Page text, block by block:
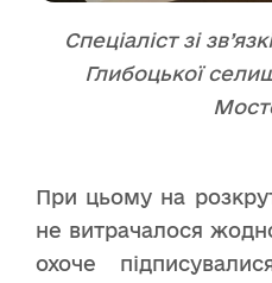
Спеціаліст зі
Глибоцької
При цьому на
не витрачалося
охоче